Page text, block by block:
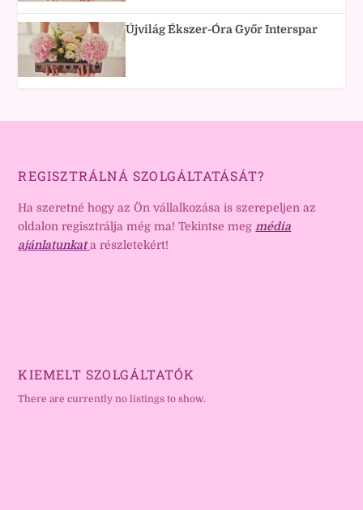
Újvilág Ékszer-Óra Győr Interspar
REGISZTRÁLNÁ SZOLGÁLTATÁSÁT?
Ha szeretné hogy az Ön vállalkozása is szerepeljen az
oldalon regisztrálja még ma! Tekintse meg média
ajánlatunkat a részletekért!
KIEMELT SZOLGÁLTATÓK
There are currently no listings to show.